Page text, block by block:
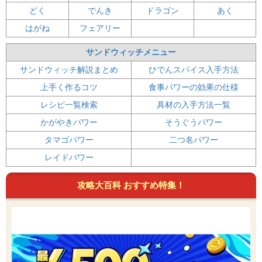
どく でんき ドラゴン
あく
はがね
フェアリー
サンドウィッチメニュー
サンドウィッチ解説まとめ
ひでんスパイス入手方法
上手く作るコツ
食事パワーの効果の仕様
レシピ一覧検索
具材の入手方法一覧
かがやきパワー
そうぐうパワー
タマゴパワー
二つ名パワー
レイドパワー
攻略大百科 おすすめ特集！